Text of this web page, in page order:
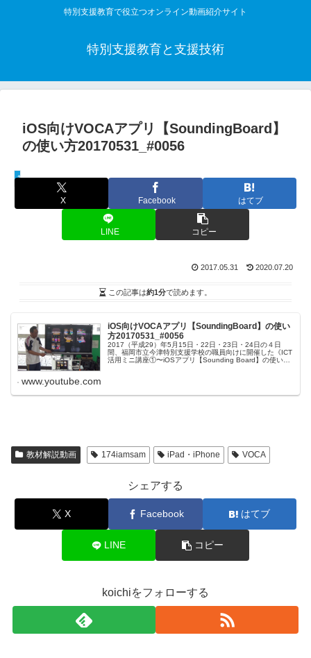
特別支援教育で役立つオンライン動画紹介サイト
特別支援教育と支援技術
iOS向けVOCAアプリ【SoundingBoard】
の使い方20170531_#0056
教材解説動画
X Facebook はてブ
LINE コピー
2017.05.31 2020.07.20
この記事は約1分で読めます。
iOS向けVOCAアプリ【SoundingBoard】の使い
方20170531_#0056
2017（平成29）年5月15日・22日・23日・24日の４日
間、福岡市立今津特別支援学校の職員向けに開催した《ICT
活用ミニ講座①〜iOSアプリ【Sounding Board】の使い
www.youtube.com
教材解説動画 174iamsam iPad・iPhone VOCA
シェアする
X Facebook はてブ
LINE コピー
koichiをフォローする